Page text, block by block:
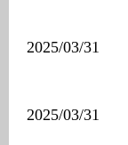
2025/03/31
2025/03/31